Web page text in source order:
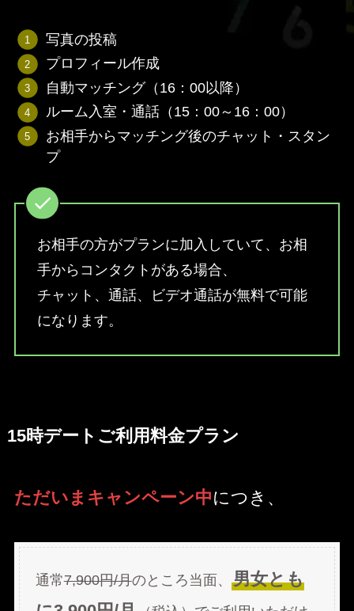
写真の投稿
プロフィール作成
自動マッチング（16：00以降）
ルーム入室・通話（15：00～16：00）
お相手からマッチング後のチャット・スタン
プ
お相手の方がプランに加入していて、お相
手からコンタクトがある場合、
チャット、通話、ビデオ通話が無料で可能
になります。
15時デートご利用料金プラン
ただいまキャンペーン中につき、
通常7,900円/月のところ当面、 男女とも